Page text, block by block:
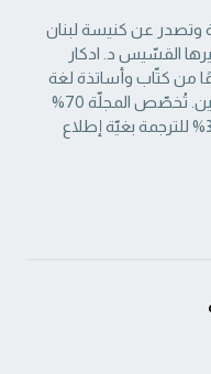
وتصدر عن كنيسة لبنان
القسّيس د. ادكار
فريق من 40 متطوّعًا من كتّاب وأساتذة لغة
‏وإخراج ومصوّرين وفريق تسويق وإداريّين. تُخصّص المجلّة 70%
من مقالاتها للكتّاب الوطنيّين ‏وتترك 30% للترجمة بغيّة إطلاع